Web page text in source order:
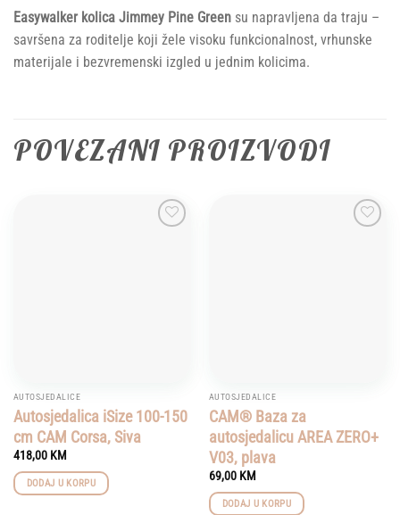
Easywalker kolica Jimmey Pine Green su napravljena da traju –
savršena za roditelje koji žele visoku funkcionalnost, vrhunske
materijale i bezvremenski izgled u jednim kolicima.
POVEZANI PROIZVODI
AUTOSJEDALICE
Autosjedalica iSize 100-150
cm CAM Corsa, Siva
418,00 KM
DODAJ U KORPU
AUTOSJEDALICE
CAM® Baza za
autosjedalicu AREA ZERO+
V03, plava
69,00 KM
DODAJ U KORPU